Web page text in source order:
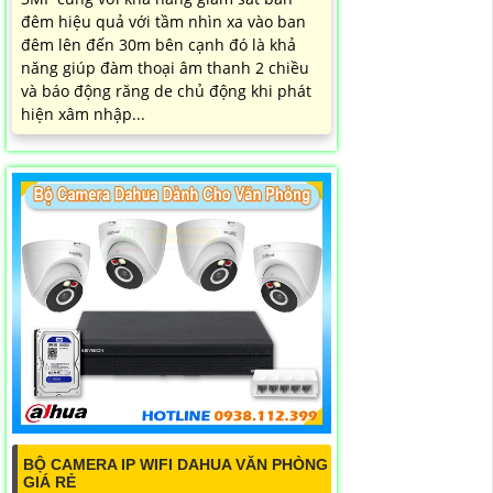
đêm hiệu quả với tầm nhìn xa vào ban
đêm lên đến 30m bên cạnh đó là khả
năng giúp đàm thoại âm thanh 2 chiều
và báo động răng de chủ động khi phát
hiện xâm nhập...
BỘ CAMERA IP WIFI DAHUA VĂN PHÒNG
GIÁ RẺ